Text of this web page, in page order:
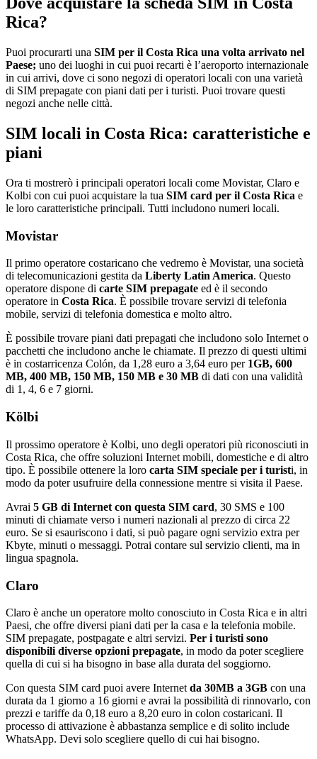
Rica?
Puoi procurarti una SIM per il Costa Rica una volta arrivato nel
Paese; uno dei luoghi in cui puoi recarti è l’aeroporto internazionale
in cui arrivi, dove ci sono negozi di operatori locali con una varietà
di SIM prepagate con piani dati per i turisti. Puoi trovare questi
negozi anche nelle città.
SIM locali in Costa Rica: caratteristiche e
piani
Ora ti mostrerò i principali operatori locali come Movistar, Claro e
Kolbi con cui puoi acquistare la tua SIM card per il Costa Rica e
le loro caratteristiche principali. Tutti includono numeri locali.
Movistar
Il primo operatore costaricano che vedremo è Movistar, una società
di telecomunicazioni gestita da Liberty Latin America. Questo
operatore dispone di carte SIM prepagate ed è il secondo
operatore in Costa Rica. È possibile trovare servizi di telefonia
mobile, servizi di telefonia domestica e molto altro.
È possibile trovare piani dati prepagati che includono solo Internet o
pacchetti che includono anche le chiamate. Il prezzo di questi ultimi
è in costarricenza Colón, da 1,28 euro a 3,64 euro per 1GB, 600
MB, 400 MB, 150 MB, 150 MB e 30 MB di dati con una validità
di 1, 4, 6 e 7 giorni.
Kölbi
Il prossimo operatore è Kolbi, uno degli operatori più riconosciuti in
Costa Rica, che offre soluzioni Internet mobili, domestiche e di altro
tipo. È possibile ottenere la loro carta SIM speciale per i turisti, in
modo da poter usufruire della connessione mentre si visita il Paese.
Avrai 5 GB di Internet con questa SIM card, 30 SMS e 100
minuti di chiamate verso i numeri nazionali al prezzo di circa 22
euro. Se si esauriscono i dati, si può pagare ogni servizio extra per
Kbyte, minuti o messaggi. Potrai contare sul servizio clienti, ma in
lingua spagnola.
Claro
Claro è anche un operatore molto conosciuto in Costa Rica e in altri
Paesi, che offre diversi piani dati per la casa e la telefonia mobile.
SIM prepagate, postpagate e altri servizi. Per i turisti sono
disponibili diverse opzioni prepagate, in modo da poter scegliere
quella di cui si ha bisogno in base alla durata del soggiorno.
Con questa SIM card puoi avere Internet da 30MB a 3GB con una
durata da 1 giorno a 16 giorni e avrai la possibilità di rinnovarlo, con
prezzi e tariffe da 0,18 euro a 8,20 euro in colon costaricani. Il
processo di attivazione è abbastanza semplice e di solito include
WhatsApp. Devi solo scegliere quello di cui hai bisogno.